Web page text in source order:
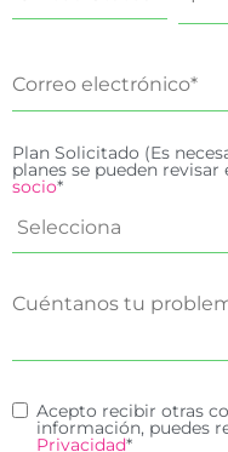
Plan Solicitado (Es
planes se pueden revisar
socio*
Acepto recibir otras
información, puedes
Privacidad*